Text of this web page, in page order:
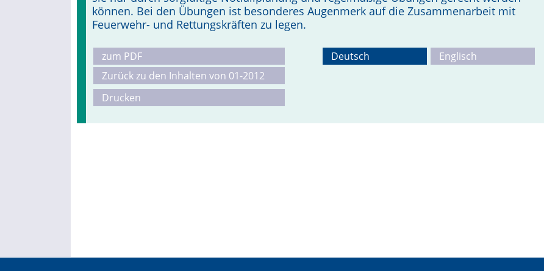
können. Bei den Übungen ist besonderes Augenmerk auf die Zusammenarbeit mit
Feuerwehr- und Rettungskräften zu legen.
zum PDF
Zurück zu den Inhalten von 01-2012
Drucken
Deutsch Englisch